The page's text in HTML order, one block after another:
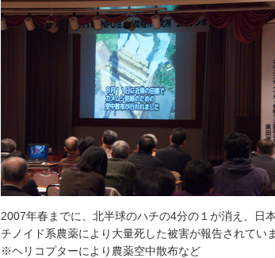
2007年春までに、北半球のハチの4分の１が消え、日
チノイド系農薬により大量死した被害が報告されてい
※ヘリコプターにより農薬空中散布など